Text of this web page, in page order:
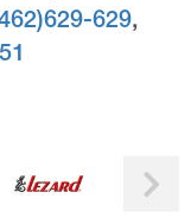
629,